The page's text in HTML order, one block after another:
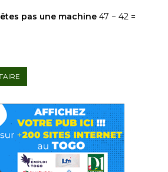
pas une machine 47 − 42 =